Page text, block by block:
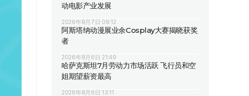
动电影产业发展
2026年8月7日 09:12
阿斯塔纳动漫展业余Cosplay大赛揭晓获奖
者
2026年8月6日 21:49
哈萨克斯坦7月劳动力市场活跃 飞行员和空
姐期望薪资最高
2026年8月6日 13:11